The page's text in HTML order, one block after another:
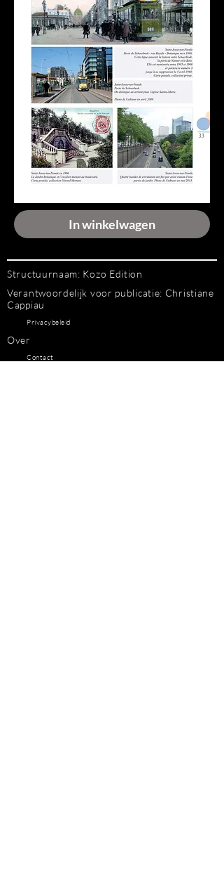
In winkelwagen
Structuurnaam: Kozo Edition
Verantwoordelijk voor publicatie: Christiane
Cappiau
Privacybeleid
Over
Contact